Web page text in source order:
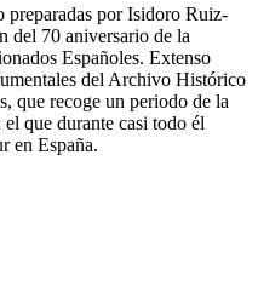
preparadas por Isidoro Ruiz-
del 70 aniversario de la
Españoles. Extenso
del Archivo Histórico
que recoge un periodo de la
que durante casi todo él
en España.